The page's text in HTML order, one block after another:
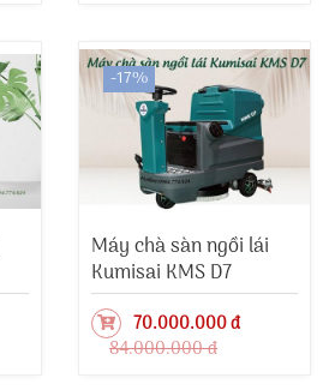
-17%
Máy chà sàn ngồi lái
Kumisai KMS D7
70.000.000 đ
84.000.000 đ